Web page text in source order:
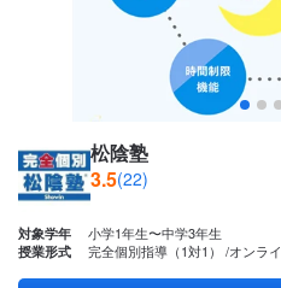
松陰塾
3.5(22)
対象学年 小学1年生〜中学3年生
授業形式 完全個別指導（1対1） オンラ